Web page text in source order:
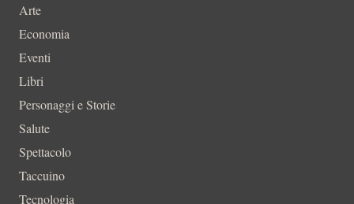
Arte
Economia
Eventi
Libri
Personaggi e Storie
Salute
Spettacolo
Taccuino
Tecnologia